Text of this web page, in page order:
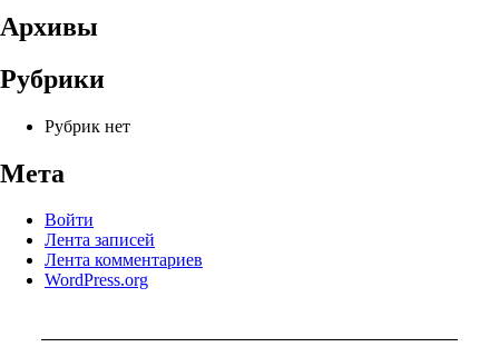
Архивы
Рубрики
Рубрик нет
Мета
Войти
Лента записей
Лента комментариев
WordPress.org